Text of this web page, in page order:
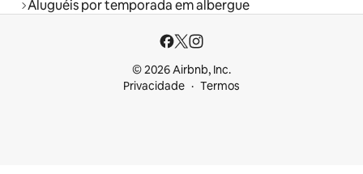
Aluguéis por temporada em albergue
© 2026 Airbnb, Inc.
Privacidade
Termos